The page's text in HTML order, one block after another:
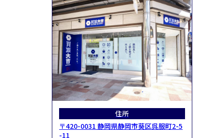
住所
〒420-0031 静岡県静岡市葵区呉服町2-5
-11